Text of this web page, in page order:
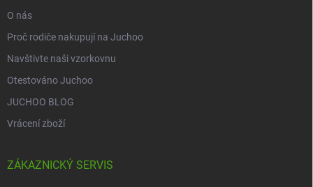
O nás
Proč rodiče nakupují na Juchoo
Navštivte naši vzorkovnu
Otestováno Juchoo
JUCHOO BLOG
Vrácení zboží
ZÁKAZNICKÝ SERVIS